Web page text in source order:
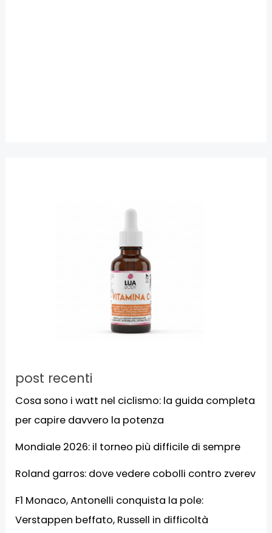
post recenti
Cosa sono i watt nel ciclismo: la guida completa
per capire davvero la potenza
Mondiale 2026: il torneo più difficile di sempre
Roland garros: dove vedere cobolli contro zverev
F1 Monaco, Antonelli conquista la pole:
Verstappen beffato, Russell in difficoltà